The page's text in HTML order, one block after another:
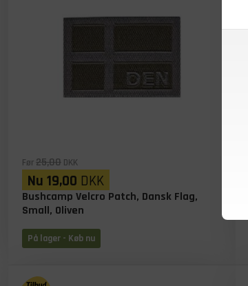
Før25,00 DKK
Nu 19,00 DKK
Bushcamp Velcro Patch, Dansk Flag,
Small, Oliven
På lager - Køb nu